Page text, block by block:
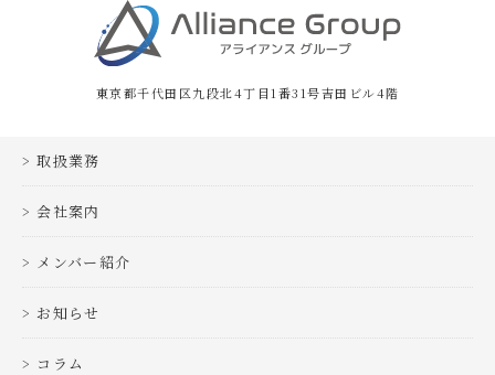
東京都千代田区九段北4丁目1番31号吉田ビル4階
取扱業務
会社案内
メンバー紹介
お知らせ
コラム